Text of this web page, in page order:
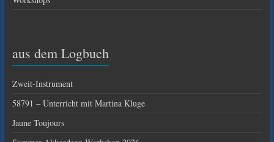
aus dem Logbuch
Zweit-Instrument
58791 – Unterricht mit Martina Kluge
Jaune Toujours